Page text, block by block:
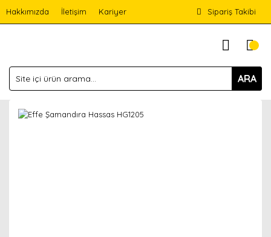
Hakkımızda İletişim Kariyer Sipariş Takibi
ARA